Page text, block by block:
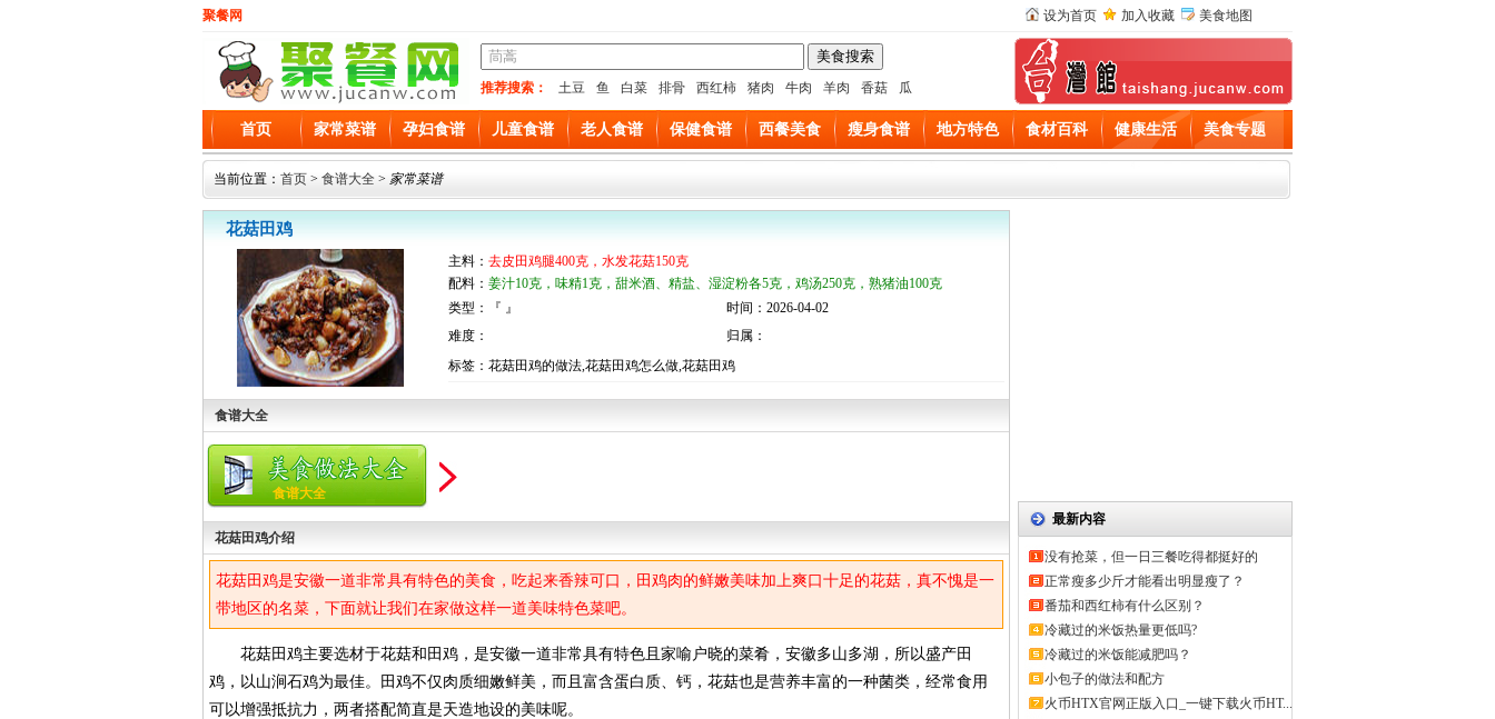
聚餐网 设为首页 加入收藏 美食地图
推荐搜索： 土豆 鱼 白菜 排骨 西红柿 猪肉 牛肉 羊肉 香菇 瓜
首页 家常菜谱 孕妇食谱 儿童食谱 老人食谱 保健食谱 西餐美食 瘦身食谱 地方特色 食材百科 健康生活 美食专题
当前位置： 首页 > 食谱大全 > 家常菜谱
花菇田鸡
主料： 去皮田鸡腿400克，水发花菇150克
配料： 姜汁10克，味精1克，甜米酒、精盐、湿淀粉各5克，鸡汤250克，熟猪油100克
类型：『 』
时间：2026-04-02
难度：
归属：
标签：花菇田鸡的做法,花菇田鸡怎么做,花菇田鸡
食谱大全
食谱大全
花菇田鸡介绍
花菇田鸡是安徽一道非常具有特色的美食，吃起来香辣可口，田鸡肉的鲜嫩美味加上爽口十足的花菇，真不愧是一
带地区的名菜，下面就让我们在家做这样一道美味特色菜吧。
花菇田鸡主要选材于花菇和田鸡，是安徽一道非常具有特色且家喻户晓的菜肴，安徽多山多湖，所以盛产田
鸡，以山涧石鸡为最佳。田鸡不仅肉质细嫩鲜美，而且富含蛋白质、钙，花菇也是营养丰富的一种菌类，经常食用
可以增强抵抗力，两者搭配简直是天造地设的美味呢。
最新内容
没有抢菜，但一日三餐吃得都挺好的
正常瘦多少斤才能看出明显瘦了？
番茄和西红柿有什么区别？
冷藏过的米饭热量更低吗?
冷藏过的米饭能减肥吗？
小包子的做法和配方
火币HTX官网正版入口_一键下载火币HT...